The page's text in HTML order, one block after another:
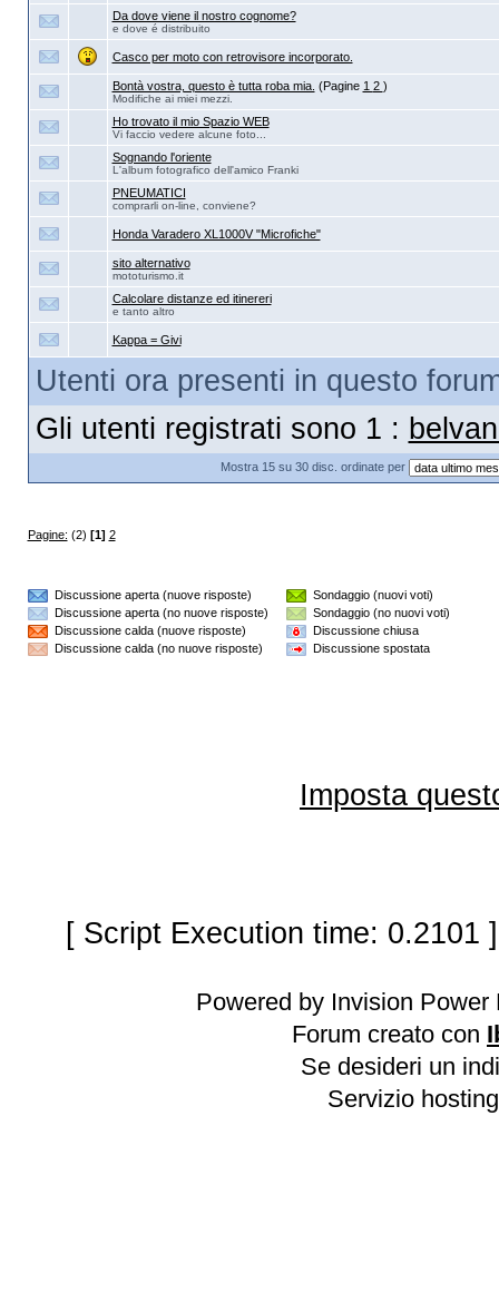
Da dove viene il nostro cognome?
e dove é distribuito
Casco per moto con retrovisore incorporato.
Bontà vostra, questo è tutta roba mia. (Pagine 1 2 )
Modifiche ai miei mezzi.
Ho trovato il mio Spazio WEB
Vi faccio vedere alcune foto...
Sognando l'oriente
L'album fotografico dell'amico Franki
PNEUMATICI
comprarli on-line, conviene?
Honda Varadero XL1000V "Microfiche"
sito alternativo
mototurismo.it
Calcolare distanze ed itinereri
e tanto altro
Kappa = Givi
Utenti ora presenti in questo
Gli utenti registrati sono 1 :
Mostra 15 su 30 disc. ordinate per
Pagine: (2) [1] 2
Discussione aperta (nuove risposte)
Discussione aperta (no nuove risposte)
Discussione calda (nuove risposte)
Discussione calda (no nuove risposte)
Sondaggio (nuovi voti)
Sondaggio (no nuovi voti)
Discussione chiusa
Discussione spostata
Imposta
[ Script Execution time:
Powered by Invision
Forum creato con
Se desideri un
Servizio